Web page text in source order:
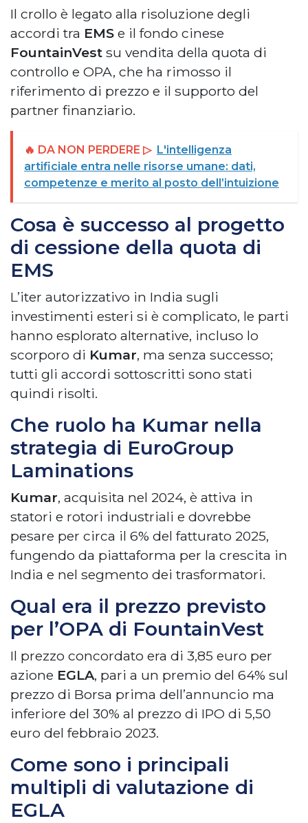
Il crollo è legato alla risoluzione degli
accordi tra EMS e il fondo cinese
FountainVest su vendita della quota di
controllo e OPA, che ha rimosso il
riferimento di prezzo e il supporto del
partner finanziario.
🔥 DA NON PERDERE ▷ L'intelligenza
artificiale entra nelle risorse umane: dati,
competenze e merito al posto dell’intuizione
Cosa è successo al progetto
di cessione della quota di
EMS
L’iter autorizzativo in India sugli
investimenti esteri si è complicato, le parti
hanno esplorato alternative, incluso lo
scorporo di Kumar, ma senza successo;
tutti gli accordi sottoscritti sono stati
quindi risolti.
Che ruolo ha Kumar nella
strategia di EuroGroup
Laminations
Kumar, acquisita nel 2024, è attiva in
statori e rotori industriali e dovrebbe
pesare per circa il 6% del fatturato 2025,
fungendo da piattaforma per la crescita in
India e nel segmento dei trasformatori.
Qual era il prezzo previsto
per l’OPA di FountainVest
Il prezzo concordato era di 3,85 euro per
azione EGLA, pari a un premio del 64% sul
prezzo di Borsa prima dell’annuncio ma
inferiore del 30% al prezzo di IPO di 5,50
euro del febbraio 2023.
Come sono i principali
multipli di valutazione di
EGLA